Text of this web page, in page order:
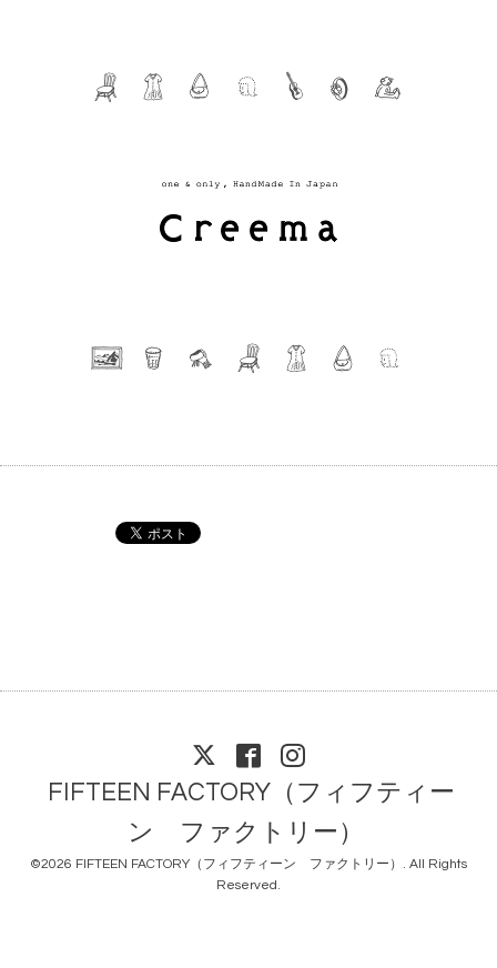
FIFTEEN FACTORY（フィフティー
ン ファクトリー）
©2026 FIFTEEN FACTORY（フィフティーン ファクトリー） . All Rights
Reserved.